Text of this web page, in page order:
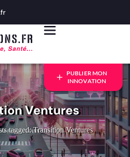
PUBLIER MON
INNOVATION
Ventures
tagged: Transition Ventures